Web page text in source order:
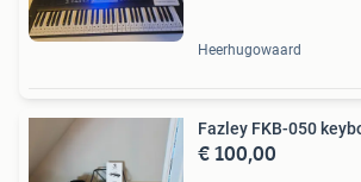
Heerhugowaard
Fazley FKB-050
€ 100,00